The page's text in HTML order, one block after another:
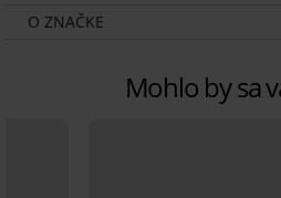
O ZNAČKE
Mohlo by sa